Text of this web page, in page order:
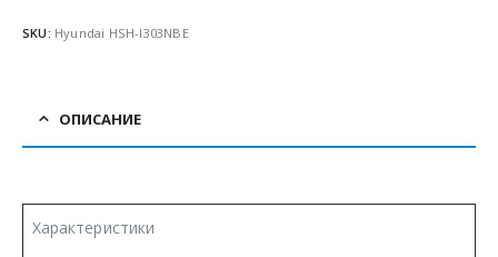
SKU: Hyundai HSH-I303NBE
ОПИСАНИЕ
Характеристики